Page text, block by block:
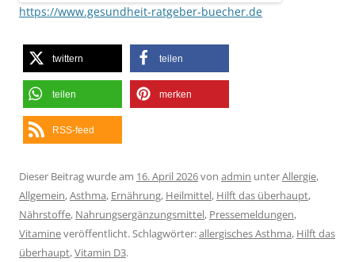
https://www.gesundheit-ratgeber-buecher.de
twittern teilen
teilen merken
RSS-feed
Dieser Beitrag wurde am 16. April 2026von admin unterAllergie,
Allgemein,Asthma, Ernährung, Heilmittel, Hilft das überhaupt,
Nährstoffe, Nahrungsergänzungsmittel, Pressemeldungen,
Vitamineveröffentlicht. Schlagwörter:allergisches Asthma, Hilft das
überhaupt,Vitamin D3.